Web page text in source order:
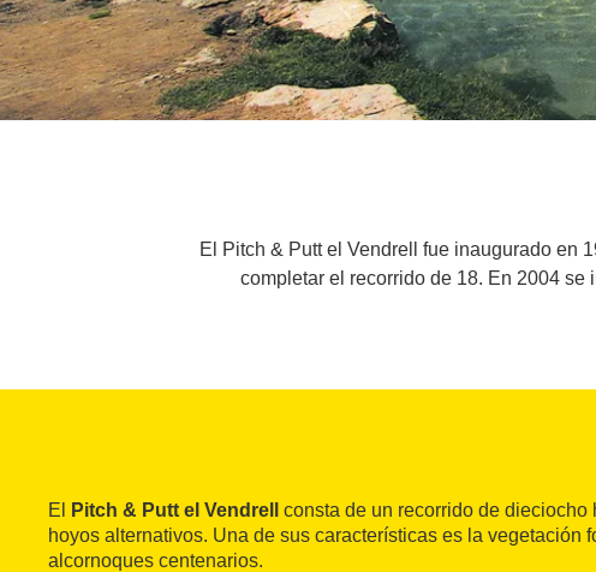
El Pitch & Putt el Vendrell fue inaugurado en
completar el recorrido de 18. En 2004
El Pitch & Putt el Vendrell
consta de un recorrido de dieciocho
hoyos alternativos. Una de sus características es la vegetación
alcornoques centenarios.